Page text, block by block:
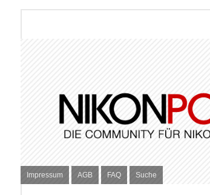
Impressum AGB FAQ Suche